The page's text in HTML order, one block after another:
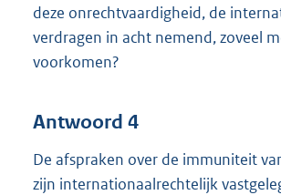
deze onrechtvaardigheid, de
verdragen in acht nemend, zoveel
voorkomen?
Antwoord 4
De afspraken over de immuniteit
zijn internationaalrechtelijk